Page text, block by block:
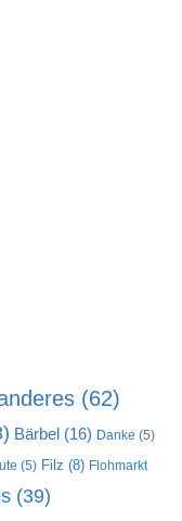
(62)
Bärbel (16) Danke (5)
(5) Filz (8) Flohmarkt
(39)